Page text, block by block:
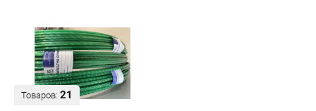
Товаров: 21